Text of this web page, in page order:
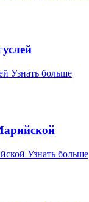
Узнать больше
Узнать больше